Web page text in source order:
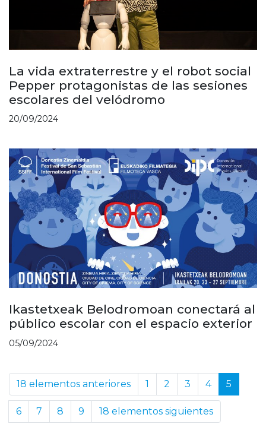
La vida extraterrestre y el robot social
Pepper protagonistas de las sesiones
escolares del velódromo
20/09/2024
Ikastetxeak Belodromoan conectará al
público escolar con el espacio exterior
05/09/2024
18 elementos anteriores 1 2 3 4 5
6 7 8 9 18 elementos siguientes